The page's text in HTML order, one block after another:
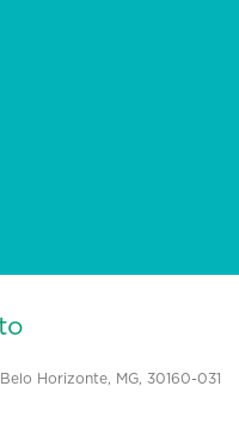
Horizonte, MG, 30160-031